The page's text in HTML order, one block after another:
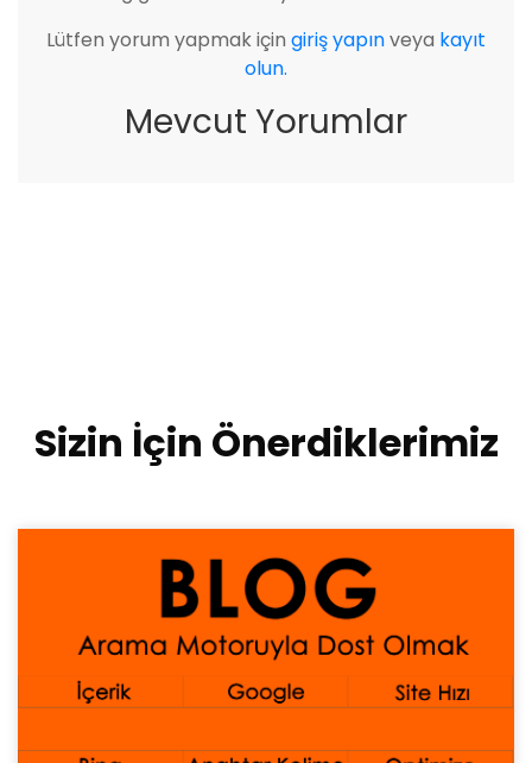
Lütfen yorum yapmak için giriş yapınveya kayıt
olun.
Mevcut Yorumlar
Sizin İçin Önerdiklerimiz